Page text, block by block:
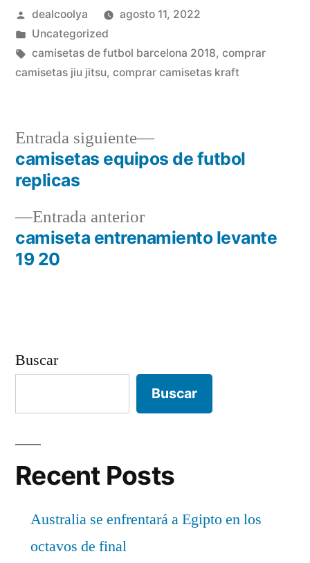
Publicado
por
dealcoolya
agosto 11, 2022
Publicado
en
Uncategorized
Etiquetas:
camisetas de futbol barcelona 2018, comprar
camisetas jiu jitsu, comprar camisetas kraft
Navegación
entradas
Entrada anteriorEntrada
anterior:
camiseta entrenamiento levante
19 20
Entrada siguiente
Entrada
siguiente:
camisetas equipos de futbol
replicas
Buscar
Buscar
Recent Posts
Australia se enfrentará a Egipto en los
octavos de final